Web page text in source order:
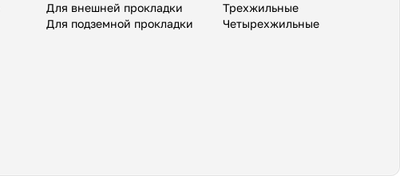
Для внешней прокладки
Для подземной прокладки
Трехжильные
Четырехжильные